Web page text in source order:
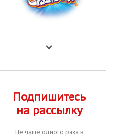
Подпишитесь
на рассылку
Не чаще одного раза в